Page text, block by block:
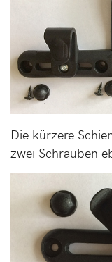
Die kürzere
zwei Schrauben